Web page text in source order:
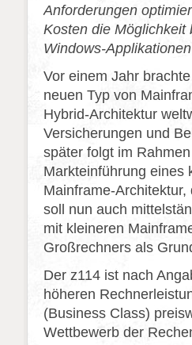
Anforderungen
Kosten die Möglichkeit
Windows-
Vor einem Jahr
neuen Typ von
Hybrid-Architektur
Versicherungen und
später folgt im
Markteinführung eines
Mainframe-
soll nun auch
mit kleineren
Großrechners als
Der z114 ist nach
höheren
(Business Class)
Wettbewerb der